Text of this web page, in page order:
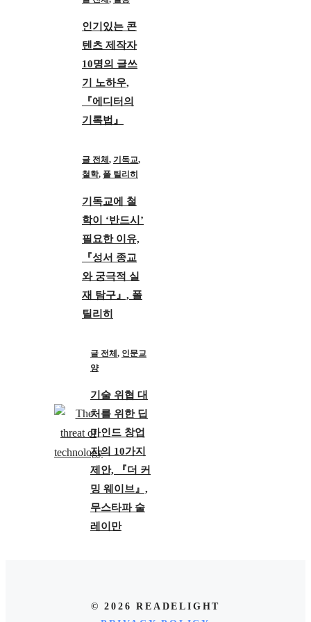
인기있는 콘
텐츠 제작자
10명의 글쓰
기 노하우,
『에디터의
기록법』
글 전체 , 기독교,
철학, 폴 틸리히
기독교에 철
학이 ‘반드시’
필요한 이유,
『성서 종교
와 궁극적 실
재 탐구』, 폴
틸리히
글 전체 , 인문교
양
기술 위협 대
처를 위한 딥
마인드 창업
자의 10가지
제안, 『더 커
밍 웨이브』,
무스타파 술
레이만
© 2026 READELIGHT